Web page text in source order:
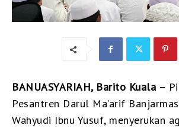
BANUASYARIAH, Barito Kuala –
Pesantren Darul Ma’arif
Wahyudi Ibnu Yusuf, menyerukan